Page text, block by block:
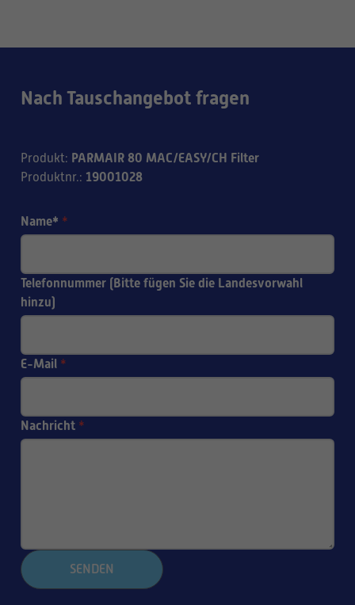
Nach Tauschangebot fragen
Produkt: PARMAIR 80 MAC/EASY/CH Filter
Produktnr.: 19001028
Name* *
Telefonnummer (Bitte fügen Sie die Landesvorwahl
hinzu)
E-Mail *
Nachricht *
SENDEN